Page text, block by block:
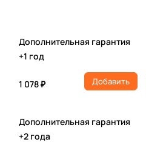
Дополнительная гарантия
+1 год
1 078 ₽ Добавить
Дополнительная гарантия
+2 года